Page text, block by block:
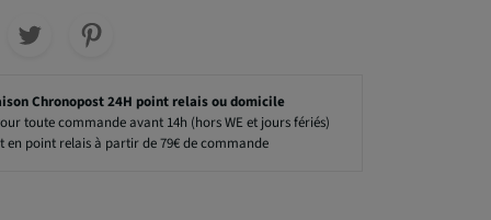
Chronopost 24H point relais ou domicile
toute commande avant 14h (hors WE et jours fériés)
en point relais à partir de 79€ de commande